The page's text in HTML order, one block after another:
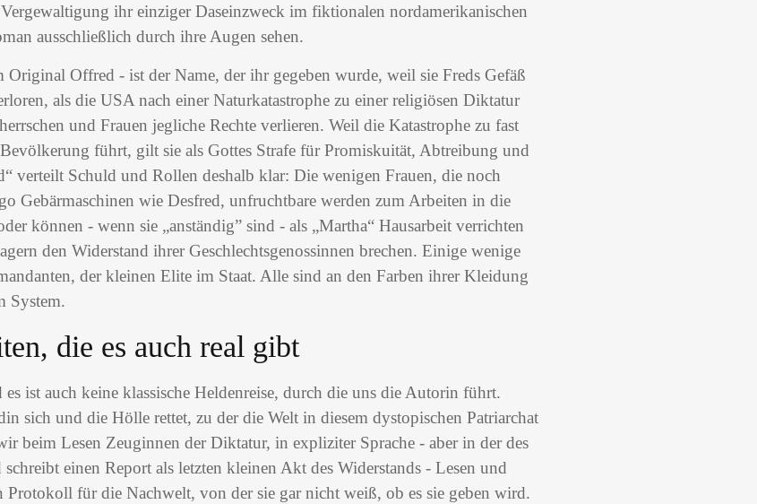
ihr einziger Daseinzweck im fiktionalen nordamerikanischen
ausschließlich durch ihre Augen sehen.
Original Offred - ist der Name, der ihr gegeben wurde, weil sie Freds Gefäß
als die USA nach einer Naturkatastrophe zu einer religiösen Diktatur
und Frauen jegliche Rechte verlieren. Weil die Katastrophe zu fast
führt, gilt sie als Gottes Strafe für Promiskuität, Abtreibung und
verteilt Schuld und Rollen deshalb klar: Die wenigen Frauen, die noch
Gebärmaschinen wie Desfred, unfruchtbare werden zum Arbeiten in die
können - wenn sie „anständig” sind - als „Martha“ Hausarbeit verrichten
den Widerstand ihrer Geschlechtsgenossinnen brechen. Einige wenige
der kleinen Elite im Staat. Alle sind an den Farben ihrer Kleidung
System.
die es auch real gibt
ist auch keine klassische Heldenreise, durch die uns die Autorin führt.
sich und die Hölle rettet, zu der die Welt in diesem dystopischen Patriarchat
beim Lesen Zeuginnen der Diktatur, in expliziter Sprache - aber in der des
einen Report als letzten kleinen Akt des Widerstands - Lesen und
Protokoll für die Nachwelt, von der sie gar nicht weiß, ob es sie geben wird.